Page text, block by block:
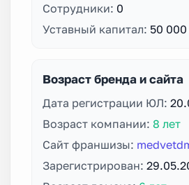
Сотрудники: 0
Уставный капитал: 50
Возраст бренда и сайта
Дата регистрации ЮЛ:
Возраст компании: 8 лет
Сайт франшизы:
Зарегистрирован: